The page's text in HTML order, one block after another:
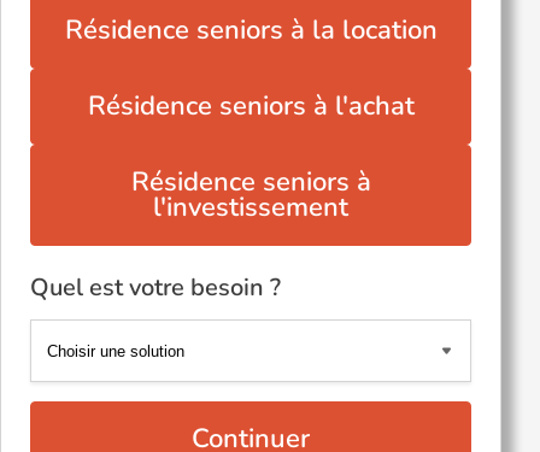
Résidence seniors à la location
Résidence seniors à l'achat
Résidence seniors à
l'investissement
Quel est votre besoin ?
Continuer